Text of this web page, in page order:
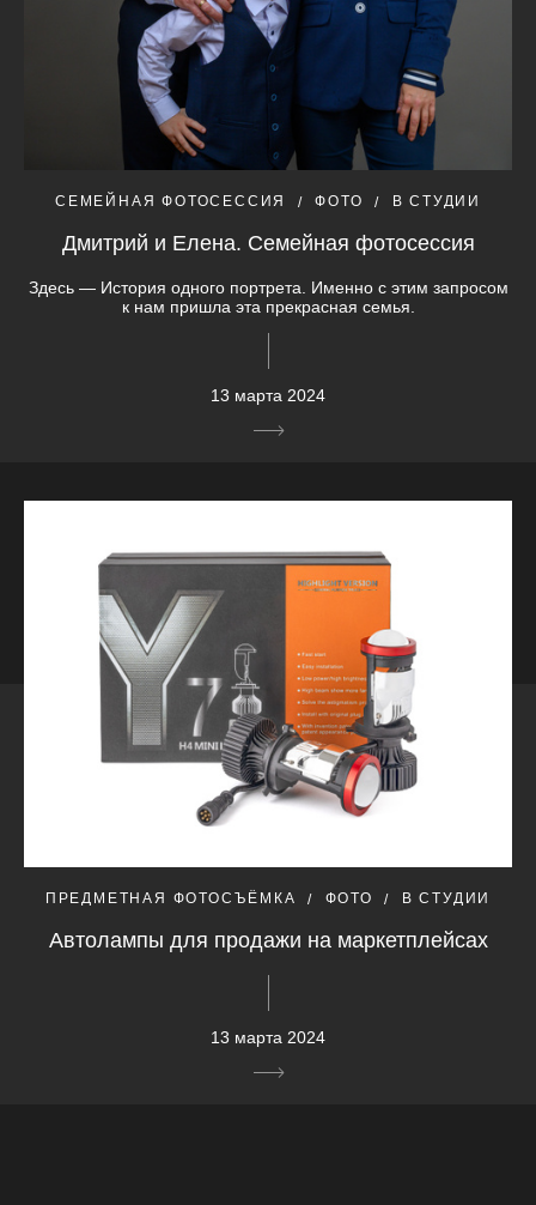
СЕМЕЙНАЯ ФОТОСЕССИЯ ФОТО В СТУДИИ
Дмитрий и Елена. Семейная фотосессия
Здесь — История одного портрета. Именно с этим запросом
к нам пришла эта прекрасная семья.
13 марта 2024
ПРЕДМЕТНАЯ ФОТОСЪЁМКА ФОТО В СТУДИИ
Автолампы для продажи на маркетплейсах
13 марта 2024